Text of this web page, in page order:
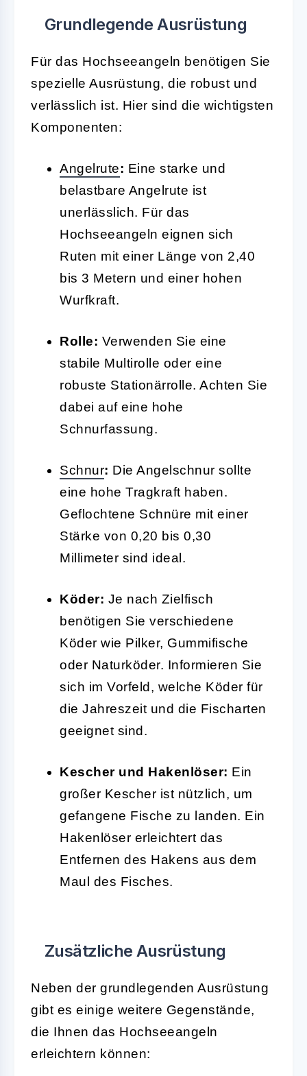
Grundlegende Ausrüstung
Für das Hochseeangeln benötigen Sie
spezielle Ausrüstung, die robust und
verlässlich ist. Hier sind die wichtigsten
Komponenten:
Angelrute: Eine starke und
belastbare Angelrute ist
unerlässlich. Für das
Hochseeangeln eignen sich
Ruten mit einer Länge von 2,40
bis 3 Metern und einer hohen
Wurfkraft.
Rolle: Verwenden Sie eine
stabile Multirolle oder eine
robuste Stationärrolle. Achten Sie
dabei auf eine hohe
Schnurfassung.
Schnur: Die Angelschnur sollte
eine hohe Tragkraft haben.
Geflochtene Schnüre mit einer
Stärke von 0,20 bis 0,30
Millimeter sind ideal.
Köder: Je nach Zielfisch
benötigen Sie verschiedene
Köder wie Pilker, Gummifische
oder Naturköder. Informieren Sie
sich im Vorfeld, welche Köder für
die Jahreszeit und die Fischarten
geeignet sind.
Kescher und Hakenlöser: Ein
großer Kescher ist nützlich, um
gefangene Fische zu landen. Ein
Hakenlöser erleichtert das
Entfernen des Hakens aus dem
Maul des Fisches.
Zusätzliche Ausrüstung
Neben der grundlegenden Ausrüstung
gibt es einige weitere Gegenstände,
die Ihnen das Hochseeangeln
erleichtern können: